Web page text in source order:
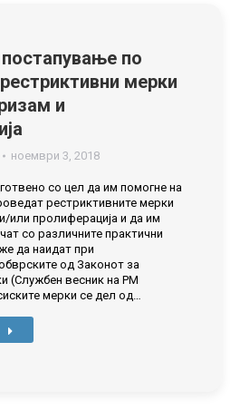
по
мерки
и
ноември 3, 2018
со цел да им помогне на
рестриктивните мерки
или пролиферација и да им
со различните практични
да наидат при
од Законот за
(Службен весник на РМ
мерки се дел од…